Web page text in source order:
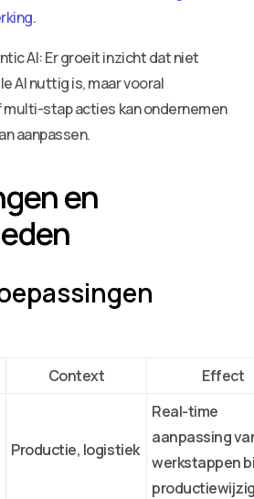
.
AI: Er groeit inzicht dat niet
AI nuttig is, maar vooral
multi-stap acties kan ondernemen
aanpassen.
en
Context Effect
Productie, logistiek
Real-time
aanpassing
werkstappen